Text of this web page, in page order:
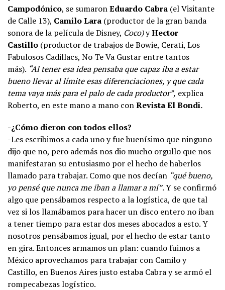
Campodónico, se sumaronEduardo Cabra (el Visitante
de Calle 13), Camilo Lara (productor de la gran banda
sonora de la película de Disney, Coco)yHector
Castillo (productor de trabajos de Bowie, Cerati, Los
Fabulosos Cadillacs, No Te Va Gustar entre tantos
más). “Al tener esa idea pensaba que capaz iba a estar
bueno llevar al límite esas diferenciaciones, y que cada
tema vaya más para el palo de cada productor”, explica
Roberto, en este mano a mano conRevista El Bondi.
-¿Cómo dieron con todos ellos?
-Les escribimos a cada uno y fue buenísimo que ninguno
dijo que no, pero además nos dio mucho orgullo que nos
manifestaran su entusiasmo por el hecho de haberlos
llamado para trabajar. Como que nos decían “qué bueno,
yo pensé que nunca me iban a llamar a mí”. Y se confirmó
algo que pensábamos respecto a la logística, de que tal
vez si los llamábamos para hacer un disco entero no iban
a tener tiempo para estar dos meses abocados a esto. Y
nosotros pensábamos igual, por el hecho de estar tanto
en gira. Entonces armamos un plan: cuando fuimos a
México aprovechamos para trabajar con Camilo y
Castillo, en Buenos Aires justo estaba Cabra y se armó el
rompecabezas logístico.